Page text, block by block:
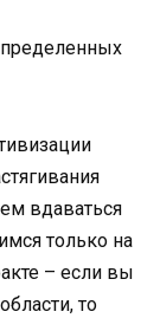
вдаваться
только на
– если вы
то